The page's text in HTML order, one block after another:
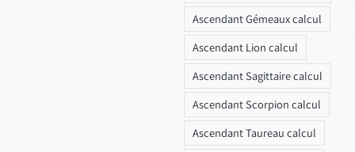
Ascendant Gémeaux calcul
Ascendant Lion calcul
Ascendant Sagittaire calcul
Ascendant Scorpion calcul
Ascendant Taureau calcul